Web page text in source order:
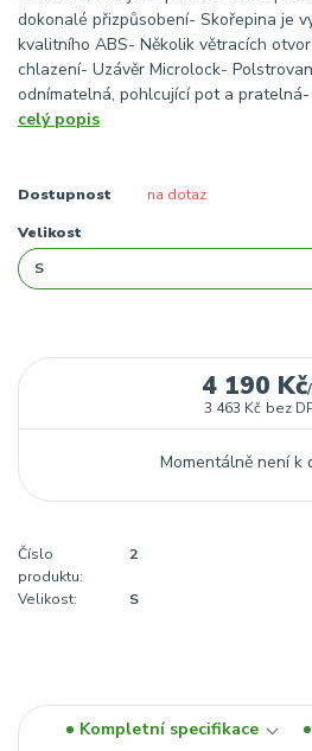
dokonalé přizpůsobení- Skořepina je
kvalitního ABS- Několik větracích
chlazení- Uzávěr Microlock-
odnímatelná, pohlcující pot a
celý popis
Dostupnost na dotaz
Velikost
4 190 Kč/
3 463 Kč bez
Momentálně není k
Číslo
produktu:
2
Velikost: S
Kompletní specifikace